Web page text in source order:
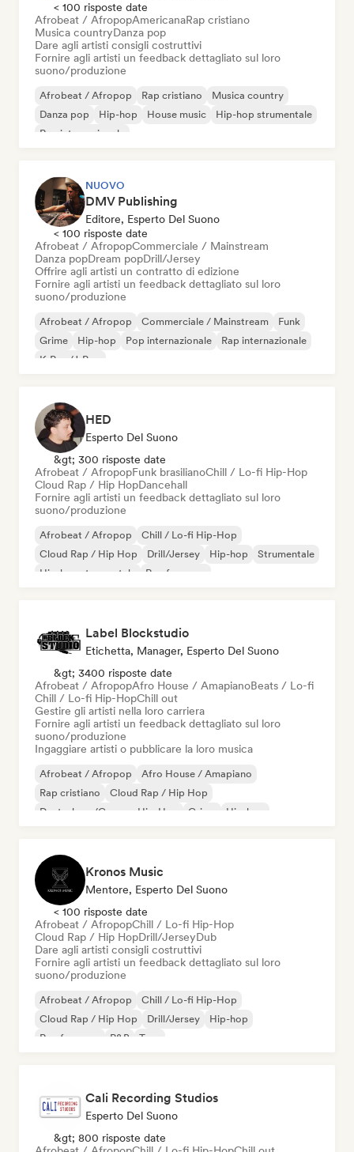
< 100 risposte date
Afrobeat / AfropopAmericanaRap cristiano
Musica countryDanza pop
Dare agli artisti consigli costruttivi
Fornire agli artisti un feedback dettagliato sul loro
suono/produzione
Afrobeat / Afropop Rap cristiano
Musica country
Danza pop
Hip-hop House music
Hip-hop strumentale
Rap internazionale
NUOVO
DMV Publishing
Editore, Esperto Del Suono
< 100 risposte date
Afrobeat / AfropopCommerciale / Mainstream
Danza popDream popDrill/Jersey
Offrire agli artisti un contratto di edizione
Fornire agli artisti un feedback dettagliato sul loro
suono/produzione
Afrobeat / Afropop Commerciale / Mainstream
Funk
Grime
Hip-hop Pop internazionale
Rap internazionale
K-Pop/J-Pop
HED
Esperto Del Suono
&gt; 300 risposte date
Afrobeat / AfropopFunk brasilianoChill / Lo-fi Hip-Hop
Cloud Rap / Hip HopDancehall
Fornire agli artisti un feedback dettagliato sul loro
suono/produzione
Afrobeat / Afropop
Chill / Lo-fi Hip-Hop
Cloud Rap / Hip Hop
Drill/Jersey Hip-hop
Strumentale
Hip-hop strumentale
Rap francese
Label Blockstudio
Etichetta, Manager, Esperto Del Suono
&gt; 3400 risposte date
Afrobeat / AfropopAfro House / AmapianoBeats / Lo-fi
Chill / Lo-fi Hip-HopChill out
Gestire gli artisti nella loro carriera
Fornire agli artisti un feedback dettagliato sul loro
suono/produzione
Ingaggiare artisti o pubblicare la loro musica
Afrobeat / Afropop
Afro House / Amapiano
Rap cristiano
Cloud Rap / Hip Hop
Deutschrap/German Hip-Hop
Grime
Hip-hop
Kronos Music
Mentore, Esperto Del Suono
< 100 risposte date
Afrobeat / AfropopChill / Lo-fi Hip-Hop
Cloud Rap / Hip HopDrill/JerseyDub
Dare agli artisti consigli costruttivi
Fornire agli artisti un feedback dettagliato sul loro
suono/produzione
Afrobeat / Afropop
Chill / Lo-fi Hip-Hop
Cloud Rap / Hip Hop
Drill/Jersey
Hip-hop
Rap francese
R&B Trap
Cali Recording Studios
Esperto Del Suono
&gt; 800 risposte date